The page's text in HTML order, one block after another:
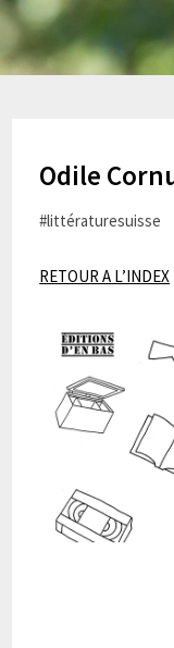
Odile
#littératuresuisse
RETOUR A L’INDEX